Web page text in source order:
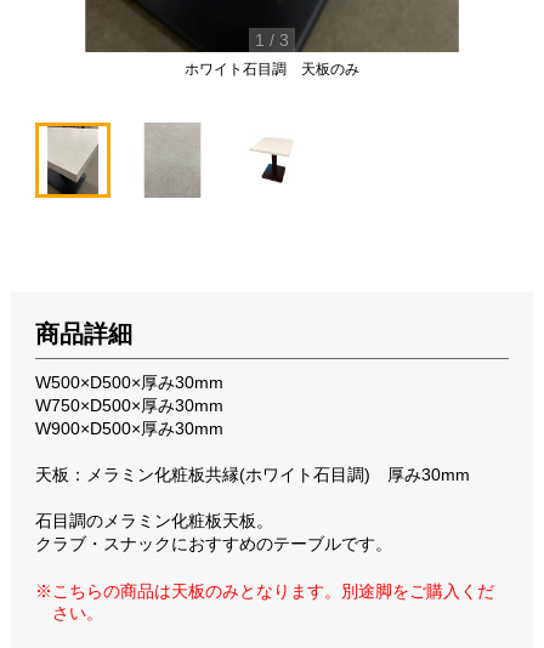
ホワイト石目調 天板のみ
1 / 3
商品詳細
W500×D500×厚み30mm
W750×D500×厚み30mm
W900×D500×厚み30mm
天板：メラミン化粧板共縁(ホワイト石目調) 厚み30mm
石目調のメラミン化粧板天板。
クラブ・スナックにおすすめのテーブルです。
※こちらの商品は天板のみとなります。別途脚をご購入くだ
さい。